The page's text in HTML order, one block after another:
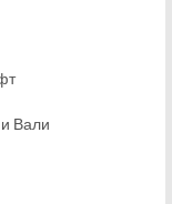
Вали